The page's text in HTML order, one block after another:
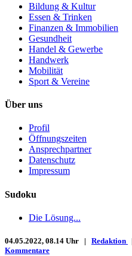
Bildung & Kultur
Essen & Trinken
Finanzen & Immobilien
Gesundheit
Handel & Gewerbe
Handwerk
Mobilität
Sport & Vereine
Über uns
Profil
Öffnungszeiten
Ansprechpartner
Datenschutz
Impressum
Sudoku
Die Lösung...
04.05.2022, 08.14 Uhr | Redaktion
Kommentare